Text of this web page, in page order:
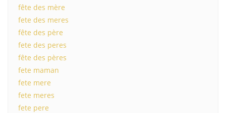
fête des mère
fete des meres
fête des père
fete des peres
fête des pères
fete maman
fete mere
fete meres
fete pere